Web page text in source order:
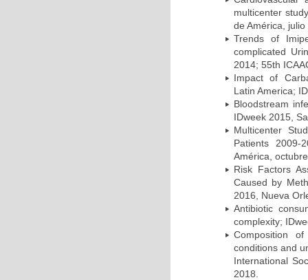
multicenter
de América, julio
Trends of
complicated
2014; 55th
Impact of
Latin America;
Bloodstream
IDweek 2015,
Multicenter
Patients 2009-
América,
Risk Factors
Caused by
2016, Nueva
Antibiotic
complexity;
Composition
conditions and
International
2018.